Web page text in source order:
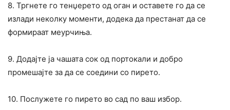
8. Тргнете го тенџерето од оган и оставете го да се
излади неколку моменти, додека да престанат да се
формираат меурчиња.
9. Додајте ја чашата сок од портокали и добро
промешајте за да се соедини со пирето.
10. Послужете го пирето во сад по ваш избор.